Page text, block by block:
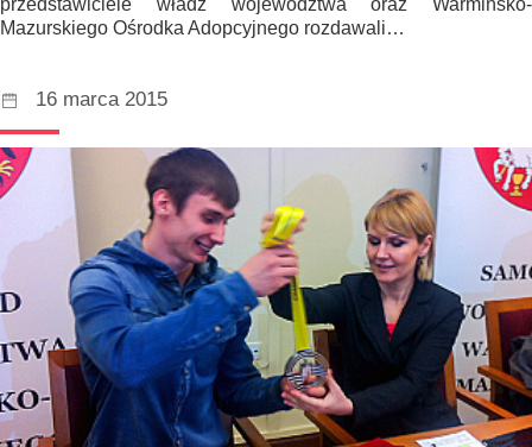
przedstawiciele władz województwa oraz Warmińsko-
Mazurskiego Ośrodka Adopcyjnego rozdawali…
16 marca 2015